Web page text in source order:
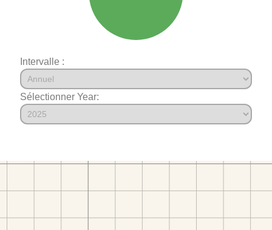
Intervalle :
Sélectionner Year: